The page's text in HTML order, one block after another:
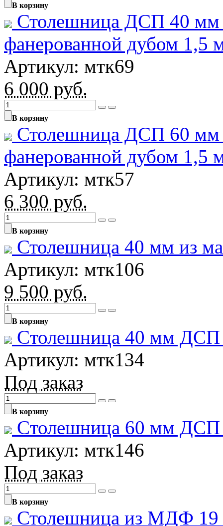
В корзину
Столешница ДСП 40
фанерованной дубом 1,5
Артикул: мтк69
6 000 руб.
В корзину
Столешница ДСП 60
фанерованной дубом 1,5
Артикул: мтк57
6 300 руб.
В корзину
Столешница 40 мм из
Артикул: мтк106
9 500 руб.
В корзину
Cтолешница 40 мм ДСП
Артикул: мтк134
Под заказ
В корзину
Cтолешница 60 мм ДСП
Артикул: мтк146
Под заказ
В корзину
Столешница из МДФ 19